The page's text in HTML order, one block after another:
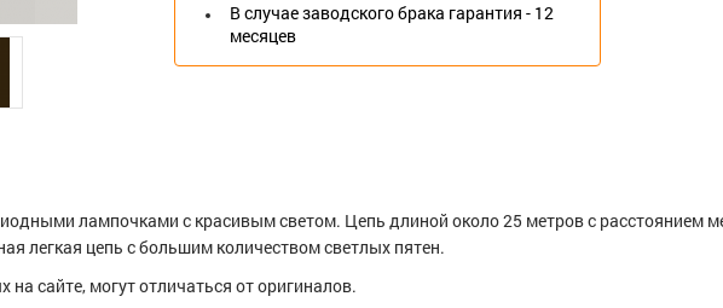
В случае заводского брака гарантия - 12
месяцев
лампочками с красивым светом. Цепь длиной около 25 метров с расстоянием
легкая цепь с большим количеством светлых пятен.
сайте, могут отличаться от оригиналов.